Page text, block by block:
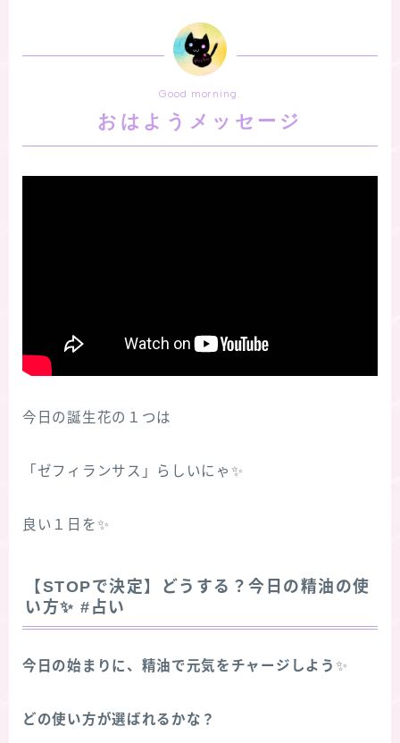
Good morning.
おはようメッセージ
今日の誕生花の１つは
「ゼフィランサス」らしいにゃ✨
良い１日を✨
【STOPで決定】どうする？今日の精油の使
い方✨ #占い
今日の始まりに、精油で元気をチャージしよう ✨
どの使い方が選ばれるかな？